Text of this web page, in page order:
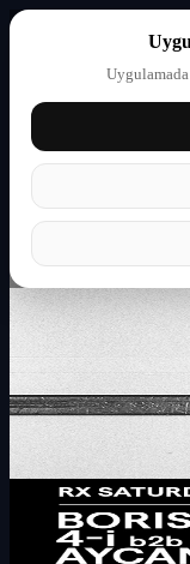
Giriş yap Partner